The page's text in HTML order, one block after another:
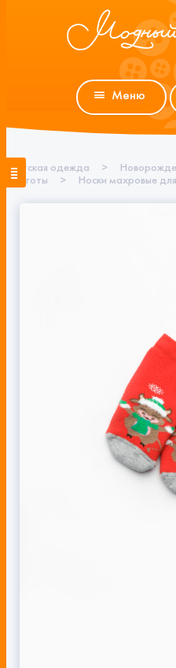
Меню
Детская одежда >
Колготы
> Носки махровые